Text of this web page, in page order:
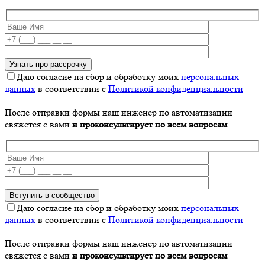
Даю согласие на сбор и обработку моих персональных
данных в соответствии с Политикой конфиденциальности
После отправки формы наш инженер по автоматизации
свяжется с вами и проконсультирует по всем вопросам
Даю согласие на сбор и обработку моих персональных
данных в соответствии с Политикой конфиденциальности
После отправки формы наш инженер по автоматизации
свяжется с вами и проконсультирует по всем вопросам